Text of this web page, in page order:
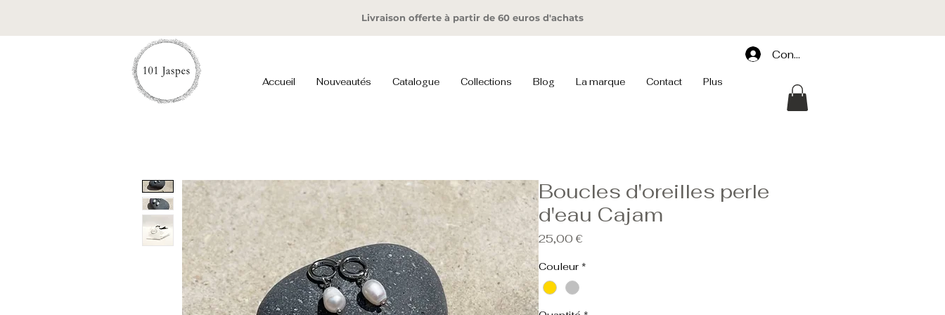
Livraison offerte à partir de 60 euros d'achats
Connexion
Accueil Nouveautés Catalogue Collections Blog La marque Contact Plus
Boucles d'oreilles perle
d'eau Cajam
25,00 €Prix
Couleur *